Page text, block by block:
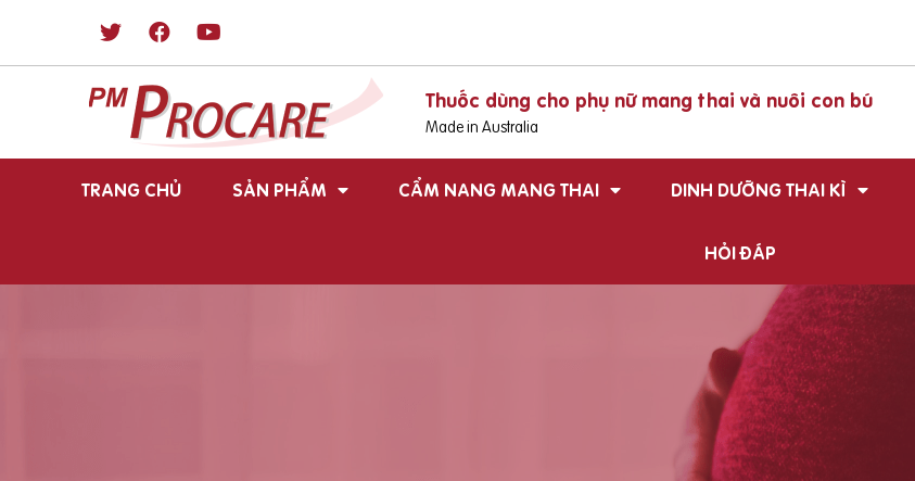
Thuốc dùng cho phụ nữ mang thai và nuôi con bú
Made in Australia
TRANG CHỦ SẢN PHẨM CẨM NANG MANG THAI DINH DƯỠNG THAI KÌ
HỎI ĐÁP